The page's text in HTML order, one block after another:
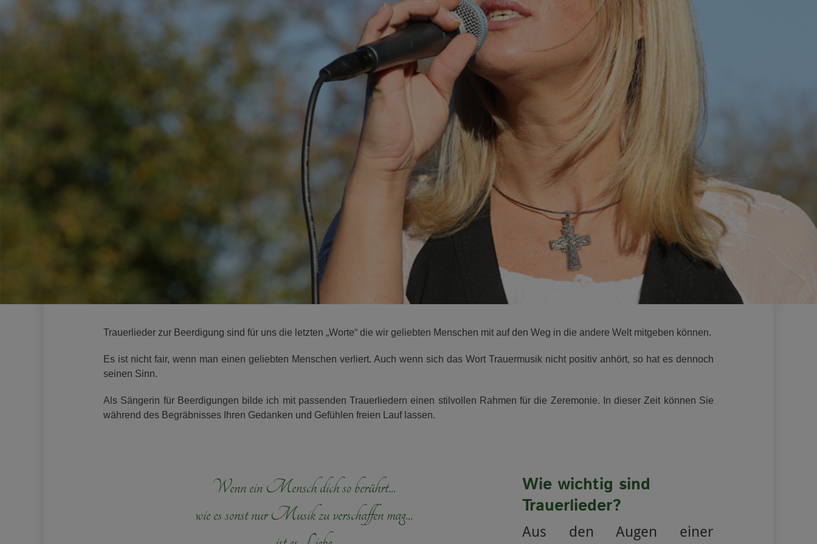
Trauerlieder zur Beerdigung sind für uns die letzten „Worte“ die wir geliebten Menschen mit auf den Weg in die andere Welt mitgeben können.
Es ist nicht fair, wenn man einen geliebten Menschen verliert. Auch wenn sich das Wort Trauermusik nicht positiv anhört, so hat es dennoch
seinen Sinn.
Als Sängerin für Beerdigungen bilde ich mit passenden Trauerliedern einen stilvollen Rahmen für die Zeremonie. In dieser Zeit können Sie
während des Begräbnisses Ihren Gedanken und Gefühlen freien Lauf lassen.
Wenn ein Mensch dich so berührt...
wie es sonst nur Musik zu verschaffen mag...
Wie wichtig sind
Trauerlieder?
Aus den Augen einer